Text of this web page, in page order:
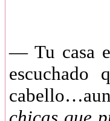
— Tu casa
escuchado